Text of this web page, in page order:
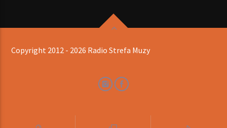
Copyright 2012 - 2026 Radio Strefa Muzy